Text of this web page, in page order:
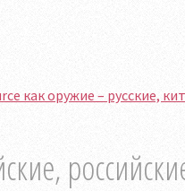
как оружие – русские,